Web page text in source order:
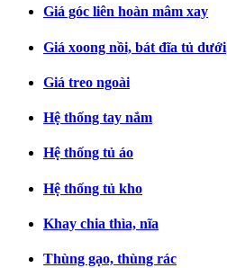
Giá góc liên hoàn mâm xay
Giá xoong nồi, bát đĩa tủ dưới
Giá treo ngoài
Hệ thống tay nắm
Hệ thống tủ áo
Hệ thống tủ kho
Khay chia thìa, nĩa
Thùng gạo, thùng rác